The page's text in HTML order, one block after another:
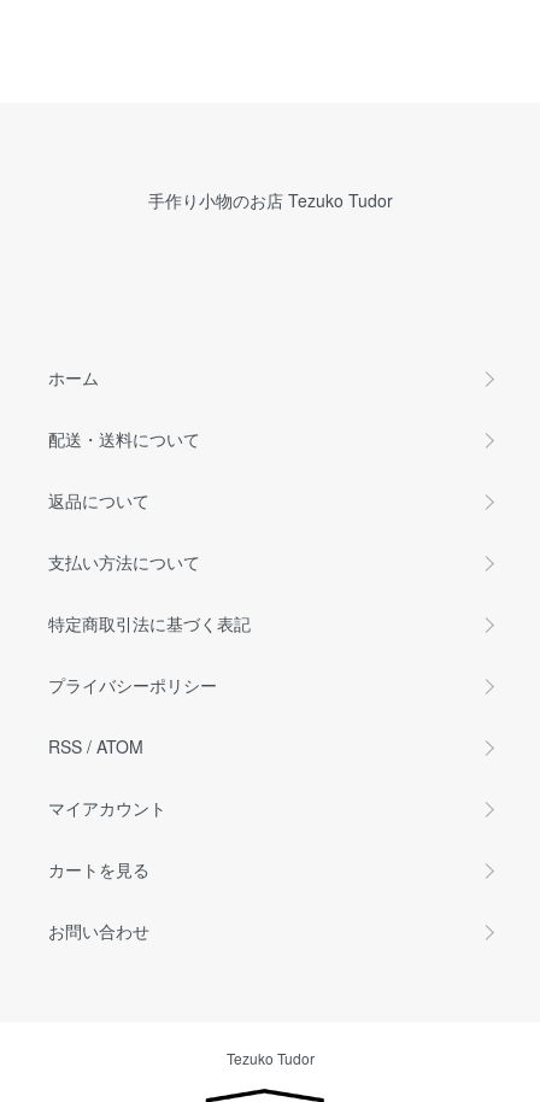
手作り小物のお店 Tezuko Tudor
ホーム
配送・送料について
返品について
支払い方法について
特定商取引法に基づく表記
プライバシーポリシー
RSS / ATOM
マイアカウント
カートを見る
お問い合わせ
Tezuko Tudor